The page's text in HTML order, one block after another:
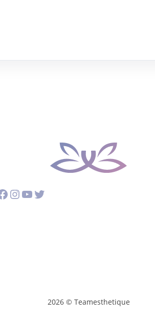
Instagram
YouTube
Twitter
2026 © Teamesthetique